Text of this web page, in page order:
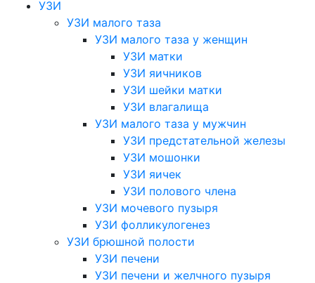
УЗИ
УЗИ малого таза
УЗИ малого таза у женщин
УЗИ матки
УЗИ яичников
УЗИ шейки матки
УЗИ влагалища
УЗИ малого таза у мужчин
УЗИ предстательной железы
УЗИ мошонки
УЗИ яичек
УЗИ полового члена
УЗИ мочевого пузыря
УЗИ фолликулогенез
УЗИ брюшной полости
УЗИ печени
УЗИ печени и желчного пузыря